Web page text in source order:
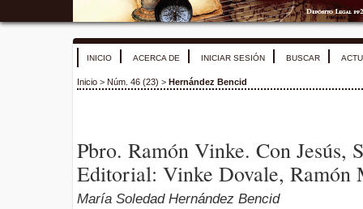
INICIO ACERCA DE INICIAR SESIÓN BUSCAR
Inicio > Núm. 46 (23) > Hernández Bencid
Pbro. Ramón Vinke. Con Jesús,
Editorial: Vinke Dovale, Ramón
María Soledad Hernández Bencid